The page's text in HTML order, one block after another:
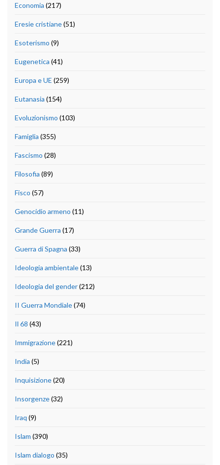
Economia (217)
Eresie cristiane(51)
Esoterismo (9)
Eugenetica (41)
Europa e UE (259)
Eutanasia (154)
Evoluzionismo (103)
Famiglia (355)
Fascismo (28)
Filosofia (89)
Fisco (57)
Genocidio armeno (11)
Grande Guerra (17)
Guerra di Spagna (33)
Ideologia ambientale(13)
Ideologia del gender(212)
II Guerra Mondiale(74)
Il 68 (43)
Immigrazione(221)
India (5)
Inquisizione(20)
Insorgenze(32)
Iraq (9)
Islam (390)
Islam dialogo (35)